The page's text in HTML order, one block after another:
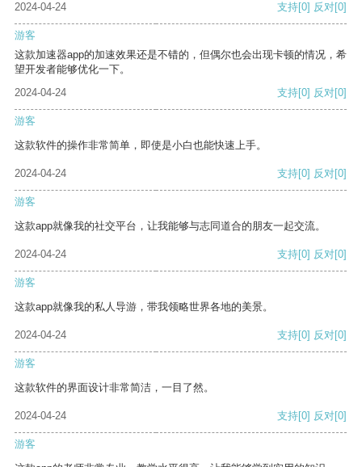
2024-04-24
支持[0] 反对[0]
游客
这款加速器app的加速效果还是不错的，但偶尔也会出现卡顿的情况，希
望开发者能够优化一下。
2024-04-24
支持[0] 反对[0]
游客
这款软件的操作非常简单，即使是小白也能快速上手。
2024-04-24 支持[0] 反对[0]
游客
这款app就像我的社交平台，让我能够与志同道合的朋友一起交流。
2024-04-24 支持[0] 反对[0]
游客
这款app就像我的私人导游，带我领略世界各地的美景。
2024-04-24 支持[0] 反对[0]
游客
这款软件的界面设计非常简洁，一目了然。
2024-04-24 支持[0] 反对[0]
游客